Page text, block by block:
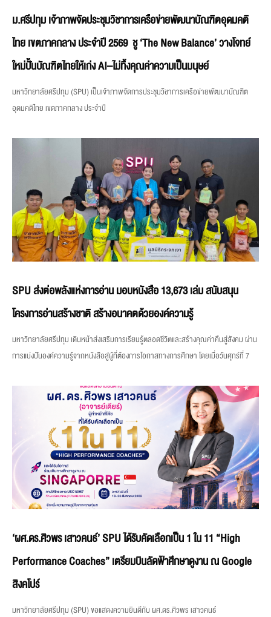
ม.ศรีปทุม เจ้าภาพจัดประชุมวิชาการเครือข่ายพัฒนาบัณฑิตอุดมคติ
ไทย เขตภาคกลาง ประจำปี 2569 ชู ‘The New Balance’ วางโจทย์
ใหม่ปั้นบัณฑิตไทยให้เก่ง AI–ไม่ทิ้งคุณค่าความเป็นมนุษย์
มหาวิทยาลัยศรีปทุม (SPU) เป็นเจ้าภาพจัดการประชุมวิชาการเครือข่ายพัฒนาบัณฑิต
อุดมคติไทย เขตภาคกลาง ประจำปี
SPU ส่งต่อพลังแห่งการอ่าน มอบหนังสือ 13,673 เล่ม สนับสนุน
โครงการอ่านสร้างชาติ สร้างอนาคตด้วยองค์ความรู้
มหาวิทยาลัยศรีปทุม เดินหน้าส่งเสริมการเรียนรู้ตลอดชีวิตและสร้างคุณค่าคืนสู่สังคม ผ่าน
การแบ่งปันองค์ความรู้จากหนังสือสู่ผู้ที่ต้องการโอกาสทางการศึกษา โดยเมื่อวันศุกร์ที่ 7
‘ผศ.ดร.ศิวพร เสาวคนธ์’ SPU ได้รับคัดเลือกเป็น 1 ใน 11 “High
Performance Coaches” เตรียมบินลัดฟ้าศึกษาดูงาน ณ Google
สิงคโปร์
มหาวิทยาลัยศรีปทุม (SPU) ขอแสดงความยินดีกับ ผศ.ดร.ศิวพร เสาวคนธ์